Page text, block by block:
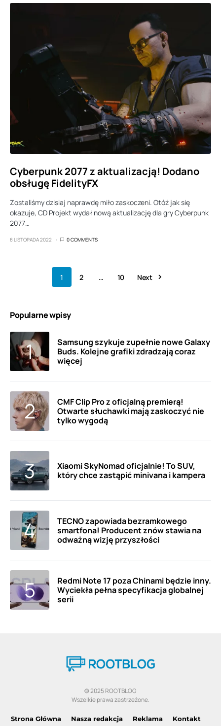
Cyberpunk 2077 z aktualizacją! Dodano
obsługę FidelityFX
Zostaliśmy dzisiaj naprawdę miło zaskoczeni. Otóż jak się
okazuje, CD Projekt wydał nową aktualizację dla gry Cyberpunk
2077…
8 LISTOPADA 2022 0 COMMENTS
1 2 … 10 Next
Popularne wpisy
Samsung szykuje zupełnie nowe Galaxy
Buds. Kolejne grafiki zdradzają coraz
więcej
CMF Clip Pro z oficjalną premierą!
Otwarte słuchawki mają zaskoczyć nie
tylko wygodą
Xiaomi SkyNomad oficjalnie! To SUV,
który chce zastąpić minivana i kampera
TECNO zapowiada bezramkowego
smartfona! Producent znów stawia na
odważną wizję przyszłości
Redmi Note 17 poza Chinami będzie inny.
Wyciekła pełna specyfikacja globalnej
serii
© 2025 ROOTBLOG
Wszelkie prawa zastrzeżone.
Strona Główna Nasza redakcja Reklama Kontakt